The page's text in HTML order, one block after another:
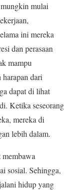
mulai
ini mereka
dan perasaan
mampu
dari
dapat di lihat
Ketika seseorang
mereka di
lebih dalam.
sosial. Sehingga,
hidup yang